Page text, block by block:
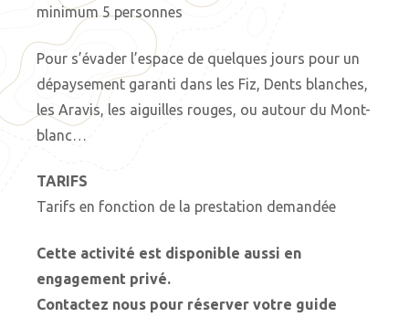
minimum 5 personnes
Pour s’évader l’espace de quelques jours pour un
dépaysement garanti dans les Fiz, Dents blanches,
les Aravis, les aiguilles rouges, ou autour du Mont-
blanc…
TARIFS
Tarifs en fonction de la prestation demandée
Cette activité est disponible aussi en
engagement privé.
Contactez nous pour réserver votre guide